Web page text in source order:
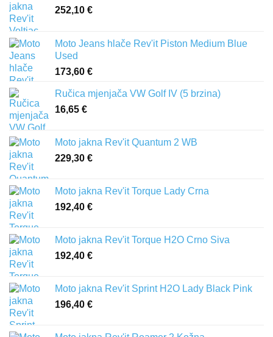
252,10 €
Moto Jeans hlače Rev'it Piston Medium Blue
Used
173,60 €
Ručica mjenjača VW Golf IV (5 brzina)
16,65 €
Moto jakna Rev'it Quantum 2 WB
229,30 €
Moto jakna Rev'it Torque Lady Crna
192,40 €
Moto jakna Rev'it Torque H2O Crno Siva
192,40 €
Moto jakna Rev'it Sprint H2O Lady Black Pink
196,40 €